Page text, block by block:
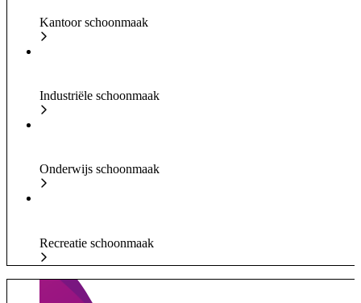
Kantoor schoonmaak
Industriële schoonmaak
Onderwijs schoonmaak
Recreatie schoonmaak